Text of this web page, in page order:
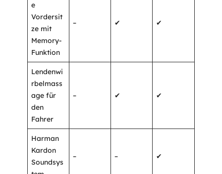
e
Vordersit
ze mit
Memory-
Funktion
– ✔ ✔
Lendenwi
rbelmass
age für
den
Fahrer
– ✔ ✔
Harman
Kardon
Soundsys
– – ✔